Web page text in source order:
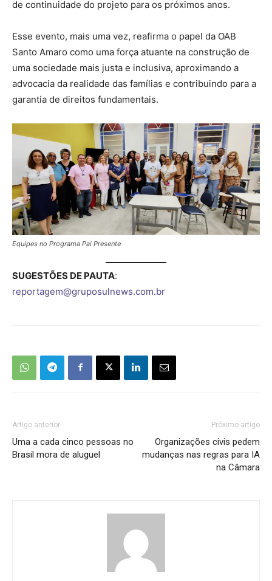
de continuidade do projeto para os próximos anos.
Esse evento, mais uma vez, reafirma o papel da OAB
Santo Amaro como uma força atuante na construção de
uma sociedade mais justa e inclusiva, aproximando a
advocacia da realidade das famílias e contribuindo para a
garantia de direitos fundamentais.
Equipes no Programa Pai Presente
SUGESTÕES DE PAUTA:
reportagem@gruposulnews.com.br
Artigo anterior
Uma a cada cinco pessoas no
Brasil mora de aluguel
Próximo artigo
Organizações civis pedem
mudanças nas regras para IA
na Câmara